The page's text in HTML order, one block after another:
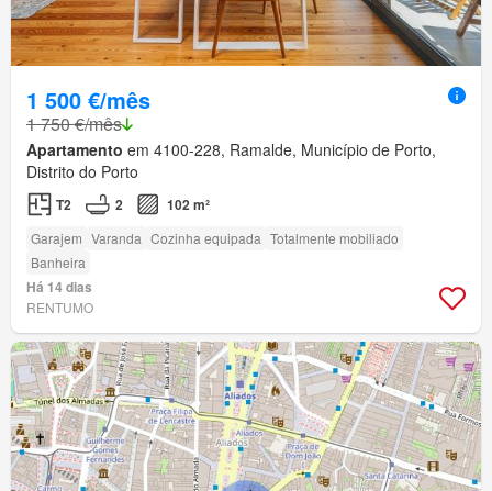
1 500 €/mês
1 750 €/mês
Apartamento em 4100-228, Ramalde, Município de Porto,
Distrito do Porto
T2 2 102 m²
Garajem Varanda Cozinha equipada Totalmente mobiliado
Banheira
Há 14 dias
RENTUMO